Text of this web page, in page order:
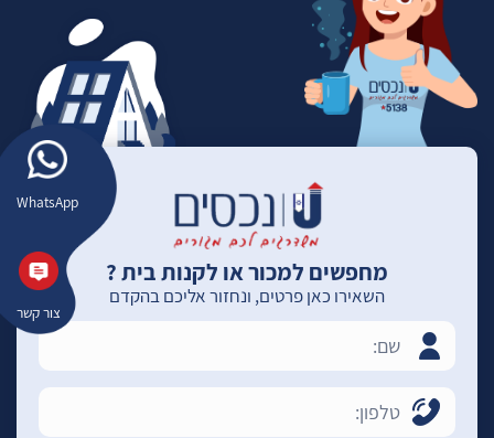
WhatsApp
צור קשר
מחפשים למכור או לקנות בית ?
השאירו כאן פרטים, ונחזור אליכם בהקדם